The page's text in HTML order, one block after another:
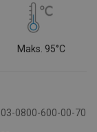
Maks. 95°C
0800-600-00-70